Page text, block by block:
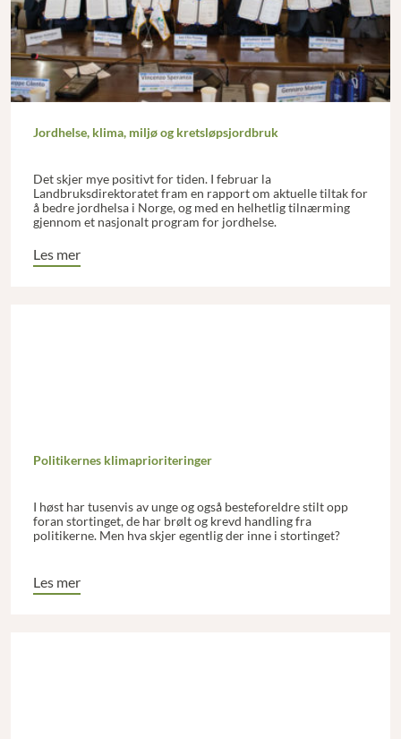
Jordhelse, klima, miljø og kretsløpsjordbruk
Det skjer mye positivt for tiden. I februar la
Landbruksdirektoratet fram en rapport om aktuelle tiltak for
å bedre jordhelsa i Norge, og med en helhetlig tilnærming
gjennom et nasjonalt program for jordhelse.
Les mer
Politikernes klimaprioriteringer
I høst har tusenvis av unge og også besteforeldre stilt opp
foran stortinget, de har brølt og krevd handling fra
politikerne. Men hva skjer egentlig der inne i stortinget?
Les mer